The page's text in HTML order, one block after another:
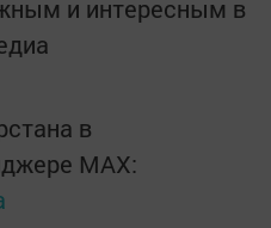
и интересным в
в
MАХ: